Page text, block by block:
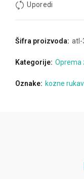
Uporedi
Šifra proizvoda: atl-
Kategorije: Oprema
Oznake: kozne